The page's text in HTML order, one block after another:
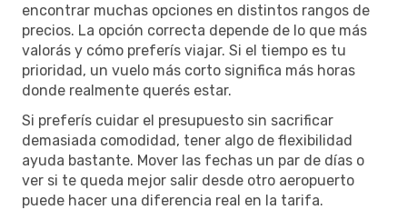
encontrar muchas opciones en distintos rangos de
precios. La opción correcta depende de lo que más
valorás y cómo preferís viajar. Si el tiempo es tu
prioridad, un vuelo más corto significa más horas
donde realmente querés estar.
Si preferís cuidar el presupuesto sin sacrificar
demasiada comodidad, tener algo de flexibilidad
ayuda bastante. Mover las fechas un par de días o
ver si te queda mejor salir desde otro aeropuerto
puede hacer una diferencia real en la tarifa.